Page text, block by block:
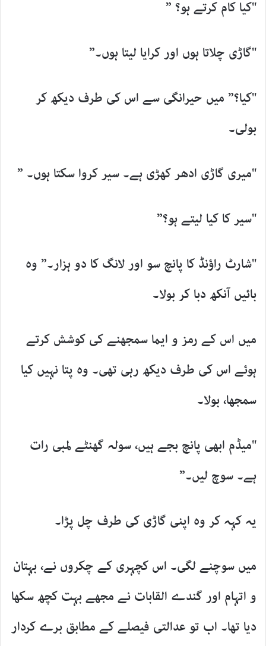
"کیا کام کرتے ہو؟ ”
"گاڑی چلاتا ہوں اور کرایا لیتا ہوں۔”
"کیا؟” میں حیرانگی سے اس کی طرف دیکھ کر
بولی۔
"میری گاڑی ادھر کھڑی ہے۔ سیر کروا سکتا ہوں۔ ”
"سیر کا کیا لیتے ہو؟”
"شارٹ راؤنڈ کا پانچ سو اور لانگ کا دو ہزار۔” وہ
بائیں آنکھ دبا کر بولا۔
میں اس کے رمز و ایما سمجھنے کی کوشش کرتے
ہوئے اس کی طرف دیکھ رہی تھی۔ وہ پتا نہیں کیا
سمجھا، بولا۔
"میڈم ابھی پانچ بجے ہیں، سولہ گھنٹے لمبی رات
ہے۔ سوچ لیں۔”
یہ کہہ کر وہ اپنی گاڑی کی طرف چل پڑا۔
میں سوچنے لگی۔ اس کچہری کے چکروں نے، بہتان
و اتہام اور گندے القابات نے مجھے بہت کچھ سکھا
دیا تھا۔ اب تو عدالتی فیصلے کے مطابق برے کردار